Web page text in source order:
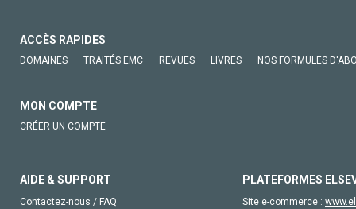
ACCÈS RAPIDES
DOMAINES TRAITÉS EMC REVUES LIVRES NOS FORMULES
MON COMPTE
CRÉER UN COMPTE
AIDE & SUPPORT
Contactez-nous / FAQ
PLATEFORMES
Site e-commerce :